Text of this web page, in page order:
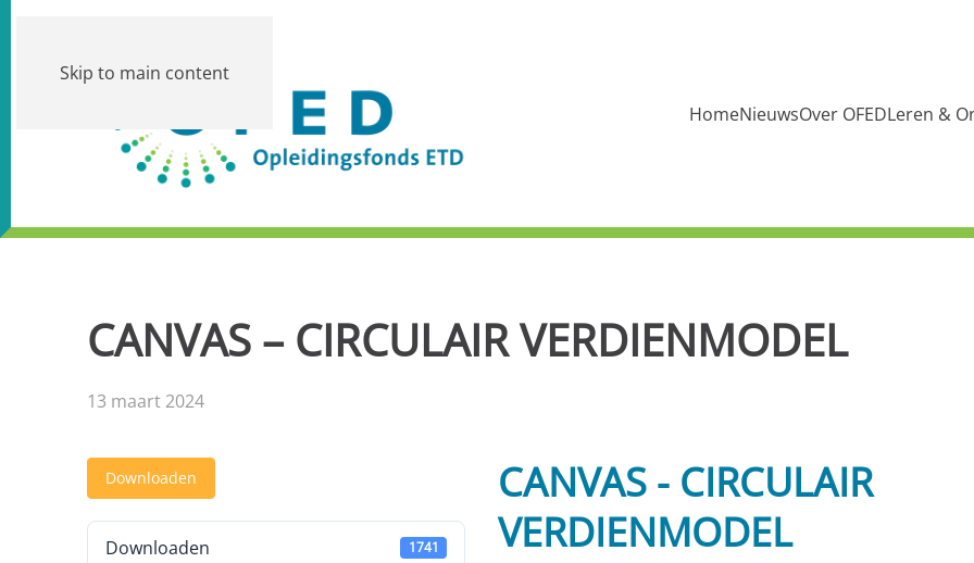
Skip to main content
HomeNieuwsOver OFEDLeren &
CANVAS – CIRCULAIR VERDIENMODEL
13 maart 2024
Downloaden
Downloaden 1741
CANVAS - CIRCULAIR
VERDIENMODEL